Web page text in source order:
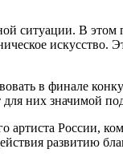
ситуации. В
искусство.
в финале
для них значимой
России,
развитию